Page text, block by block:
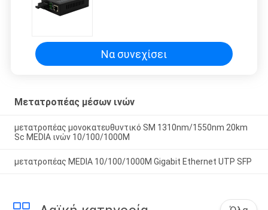
Να συνεχίσει
Μετατροπέας μέσων ινών
μετατροπέας μονοκατευθυντικό SM 1310nm/1550nm 20km
Sc MEDIA ινών 10/100/1000M
μετατροπέας MEDIA 10/100/1000M Gigabit Ethernet UTP SFP